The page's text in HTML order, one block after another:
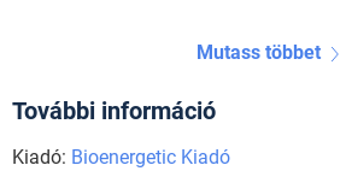
Mutass többet
További információ
Kiadó: Bioenergetic Kiadó